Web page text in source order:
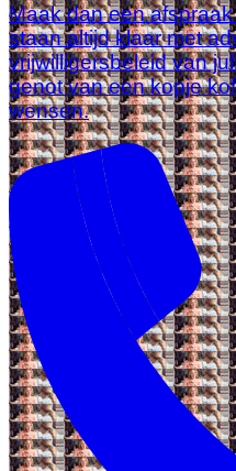
Maak dan een
staan altijd klaar met
vrijwilligersbeleid van
genot van een kopje
wensen.